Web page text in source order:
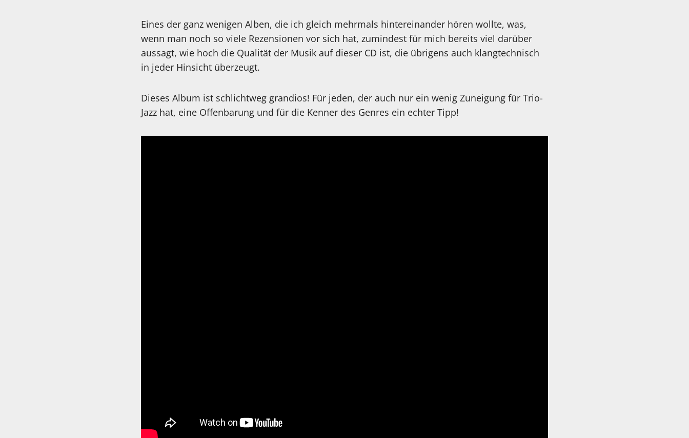
Eines der ganz wenigen Alben, die ich gleich mehrmals hintereinander hören wollte, was,
wenn man noch so viele Rezensionen vor sich hat, zumindest für mich bereits viel darüber
aussagt, wie hoch die Qualität der Musik auf dieser CD ist, die übrigens auch klangtechnisch
in jeder Hinsicht überzeugt.
Dieses Album ist schlichtweg grandios! Für jeden, der auch nur ein wenig Zuneigung für Trio-
Jazz hat, eine Offenbarung und für die Kenner des Genres ein echter Tipp!